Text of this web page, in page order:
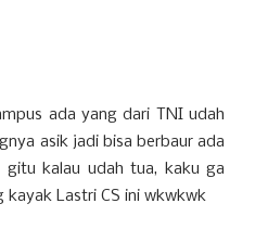
ada yang dari TNI udah
asik jadi bisa berbaur ada
gitu kalau udah tua, kaku ga
kayak Lastri CS ini wkwkwk